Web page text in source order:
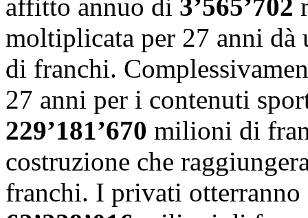
affitto annuo di 3’565’702
moltiplicata per 27 anni
di franchi.
27 anni per i contenuti
229’181’670 milioni di
costruzione che
franchi. I privati